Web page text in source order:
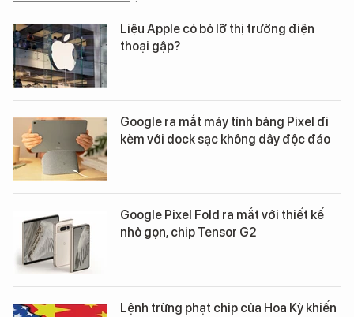
Liệu Apple có bỏ lỡ thị trường điện
thoại gập?
Google ra mắt máy tính bảng Pixel đi
kèm với dock sạc không dây độc đáo
Google Pixel Fold ra mắt với thiết kế
nhỏ gọn, chip Tensor G2
Lệnh trừng phạt chip của Hoa Kỳ khiến